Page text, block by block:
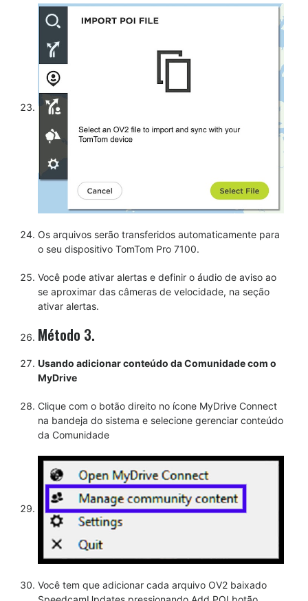
Os arquivos serão transferidos automaticamente para
o seu dispositivo TomTom Pro 7100.
Você pode ativar alertas e definir o áudio de aviso ao
se aproximar das câmeras de velocidade, na seção
ativar alertas.
Método 3.
Usando adicionar conteúdo da Comunidade com o
MyDrive
Clique com o botão direito no ícone MyDrive Connect
na bandeja do sistema e selecione gerenciar conteúdo
da Comunidade
Você tem que adicionar cada arquivo OV2 baixado